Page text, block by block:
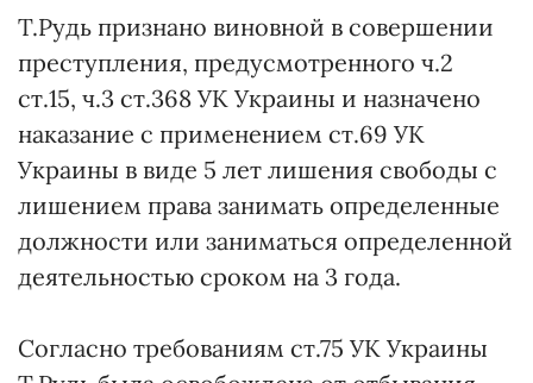
Т.Рудь признано виновной в совершении
преступления, предусмотренного ч.2
ст.15, ч.3 ст.368 УК Украины и назначено
наказание с применением ст.69 УК
Украины в виде 5 лет лишения свободы с
лишением права занимать определенные
должности или заниматься определенной
деятельностью сроком на 3 года.
Согласно требованиям ст.75 УК Украины